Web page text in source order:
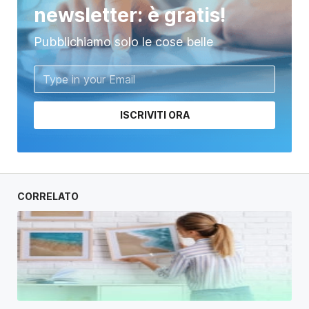
newsletter: è gratis!
Pubblichiamo solo le cose belle
ISCRIVITI ORA
CORRELATO